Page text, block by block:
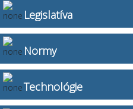
Legislatíva
Normy
Technológie